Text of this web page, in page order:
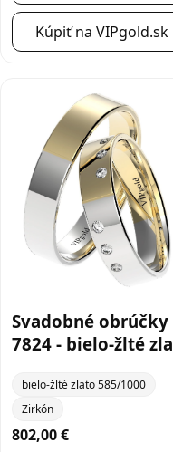
Kúpiť na VIPgold.sk
Svadobné obrúčky
7824 - bielo-žlté
bielo-žlté zlato 585/1000
Zirkón
802,00 €